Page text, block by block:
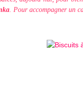
. Pour accompagner un